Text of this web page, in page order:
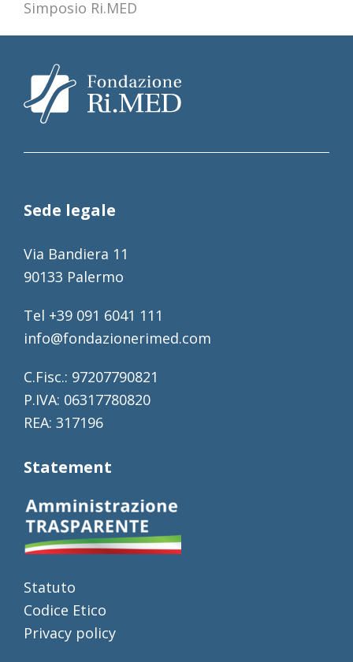
Simposio Ri.MED
Sede legale
Via Bandiera 11
90133 Palermo
Tel +39 091 6041 111
info@fondazionerimed.com
C.Fisc.: 97207790821
P.IVA: 06317780820
REA: 317196
Statement
Statuto
Codice Etico
Privacy policy